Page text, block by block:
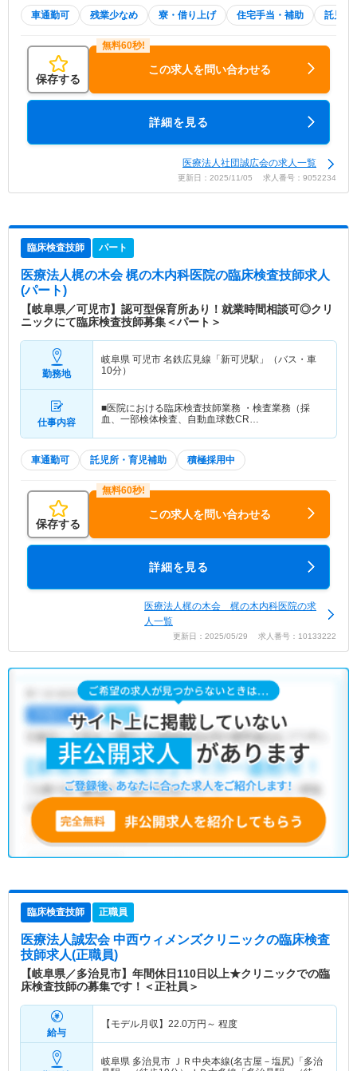
車通勤可 残業少なめ 寮・借り上げ 住宅手当・補助 託児所
保存する
この求人を問い合わせる
詳細を見る
医療法人社団誠広会の求人一覧
更新日：2025/11/05 求人番号：9052234
臨床検査技師 パート
医療法人梶の木会 梶の木内科医院の臨床検査技師求人
(パート)
【岐阜県／可児市】認可型保育所あり！就業時間相談可◎クリ
ニックにて臨床検査技師募集＜パート＞
勤務地
岐阜県 可児市 名鉄広見線「新可児駅」（バス・車
10分）
仕事内容
■医院における臨床検査技師業務 ・検査業務（採
血、一部検体検査、自動血球数CR…
車通勤可 託児所・育児補助 積極採用中
保存する
この求人を問い合わせる
詳細を見る
医療法人梶の木会 梶の木内科医院の求
人一覧
更新日：2025/05/29 求人番号：10133222
臨床検査技師 正職員
医療法人誠宏会 中西ウィメンズクリニックの臨床検査
技師求人(正職員)
【岐阜県／多治見市】年間休日110日以上★クリニックでの臨
床検査技師の募集です！＜正社員＞
給与
【モデル月収】 22.0万円～ 程度
岐阜県 多治見市 ＪＲ中央本線(名古屋－塩尻)「多治